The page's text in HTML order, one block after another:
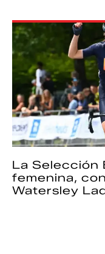
La Selección
femenina,
Watersley